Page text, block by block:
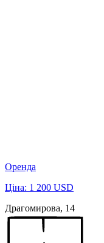
Оренда
Ціна: 1 200 USD
Драгомирова, 14